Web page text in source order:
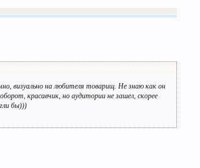
визуально на любителя товарищ. Не знаю как он
красавчик, но аудитории не зашел, скорее
бы)))